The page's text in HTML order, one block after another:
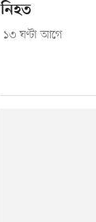
নিহত
১৩ ঘণ্টা আগে